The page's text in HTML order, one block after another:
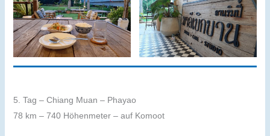
5. Tag – Chiang Muan – Phayao
78 km – 740 Höhenmeter – auf Komoot